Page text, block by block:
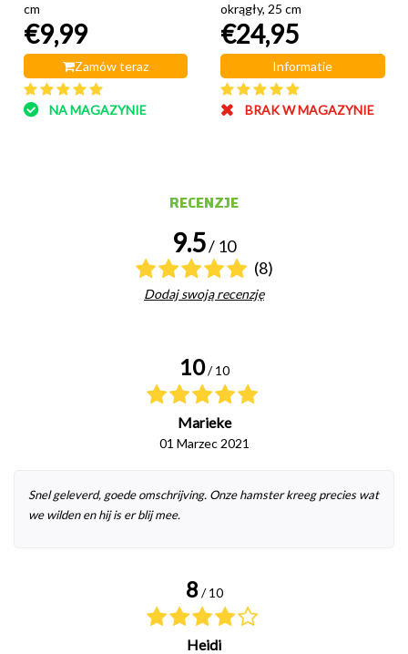
cm
€9,99
Zamów teraz
NA MAGAZYNIE
okrągły, 25 cm
€24,95
Informatie
BRAK W MAGAZYNIE
RECENZJE
9.5/ 10
(8)
Dodaj swoją recenzję
10 / 10
Marieke
01 Marzec 2021
Snel geleverd, goede omschrijving. Onze hamster kreeg precies wat
we wilden en hij is er blij mee.
8 / 10
Heidi